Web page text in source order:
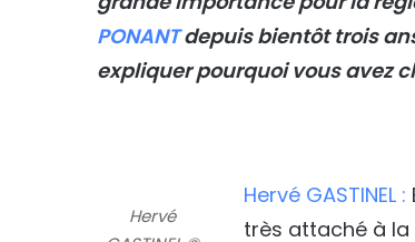
PONANTdepuis bientôt trois
expliquer pourquoi vous avez
Hervé
Hervé GASTINEL :
très attaché à